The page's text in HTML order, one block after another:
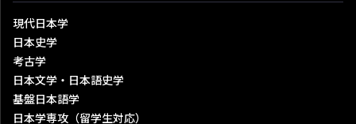
現代日本学
日本史学
考古学
日本文学・日本語史学
基盤日本語学
日本学専攻（留学生対応）